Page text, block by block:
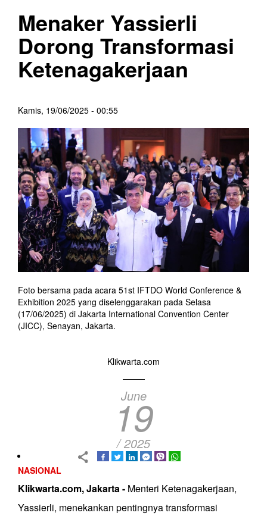
Menaker Yassierli
Dorong Transformasi
Ketenagakerjaan
Kamis, 19/06/2025 - 00:55
Foto bersama pada acara 51st IFTDO World Conference &
Exhibition 2025 yang diselenggarakan pada Selasa
(17/06/2025) di Jakarta International Convention Center
(JICC), Senayan, Jakarta.
Klikwarta.com
June
19
/ 2025
NASIONAL
Klikwarta.com, Jakarta - Menteri Ketenagakerjaan,
Yassierli, menekankan pentingnya transformasi